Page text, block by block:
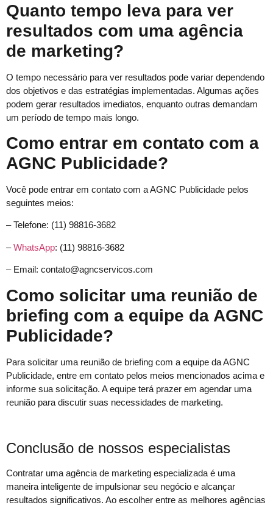
Quanto tempo leva para ver
resultados com uma agência
de marketing?
O tempo necessário para ver resultados pode variar dependendo
dos objetivos e das estratégias implementadas. Algumas ações
podem gerar resultados imediatos, enquanto outras demandam
um período de tempo mais longo.
Como entrar em contato com a
AGNC Publicidade?
Você pode entrar em contato com a AGNC Publicidade pelos
seguintes meios:
– Telefone: (11) 98816-3682
–WhatsApp: (11) 98816-3682
– Email: contato@agncservicos.com
Como solicitar uma reunião de
briefing com a equipe da AGNC
Publicidade?
Para solicitar uma reunião de briefing com a equipe da AGNC
Publicidade, entre em contato pelos meios mencionados acima e
informe sua solicitação. A equipe terá prazer em agendar uma
reunião para discutir suas necessidades de marketing.
Conclusão de nossos especialistas
Contratar uma agência de marketing especializada é uma
maneira inteligente de impulsionar seu negócio e alcançar
resultados significativos. Ao escolher entre as melhores agências